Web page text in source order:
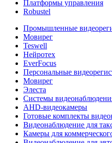
Платформы управления
Robustel
Промышленные
Мовирег
Teswell
Нейротех
EverFocus
Персональные
Мовирег
Элеста
Системы
AHD-видеокамеры
Готовые комплекты
Видеонаблюдение для
Камеры для